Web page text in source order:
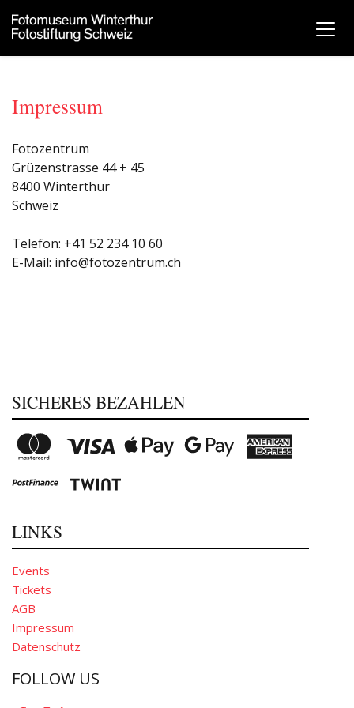
Impressum
Fotozentrum
Grüzenstrasse 44 + 45
8400 Winterthur
Schweiz
Telefon: +41 52 234 10 60
E-Mail: info@fotozentrum.ch
SICHERES BEZAHLEN
LINKS
Events
Tickets
AGB
Impressum
Datenschutz
FOLLOW US